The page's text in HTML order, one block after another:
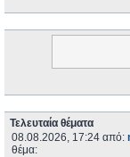
Τελευταία θέματα
08.08.2026, 17:24 από:
θέμα: